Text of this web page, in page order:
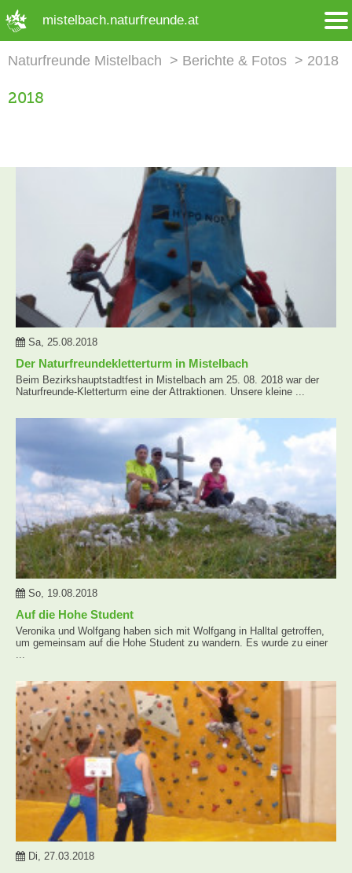
mistelbach.naturfreunde.at
Naturfreunde Mistelbach Berichte & Fotos 2018
2018
Sa, 25.08.2018
Der Naturfreundekletterturm in Mistelbach
Beim Bezirkshauptstadtfest in Mistelbach am 25. 08. 2018 war der
Naturfreunde-Kletterturm eine der Attraktionen. Unsere kleine ...
So, 19.08.2018
Auf die Hohe Student
Veronika und Wolfgang haben sich mit Wolfgang in Halltal getroffen,
um gemeinsam auf die Hohe Student zu wandern. Es wurde zu einer
Di, 27.03.2018